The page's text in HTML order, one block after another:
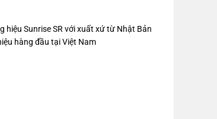
hiệu Sunrise SR với xuất xứ từ Nhật Bản
hàng đầu tại Việt Nam